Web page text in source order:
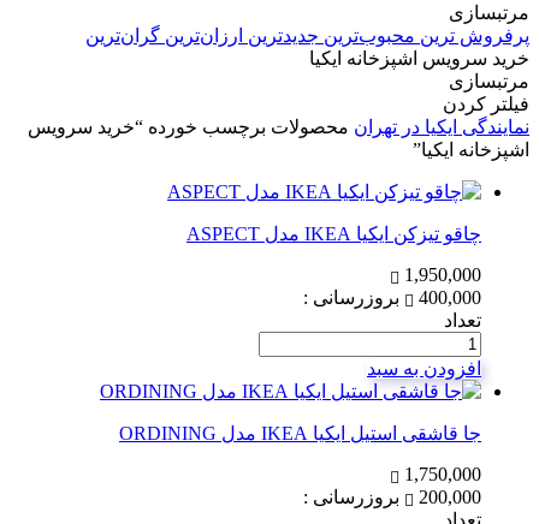
مرتبسازی
پرفروش ترین محبوب‌ترین جدیدترین ارزان‌ترین گران‌ترین
خرید سرویس اشپزخانه ایکیا
مرتبسازی
فیلتر کردن
نمایندگی ایکیا در تهران محصولات برچسب خورده “خرید سرویس
اشپزخانه ایکیا”
چاقو تیزکن ایکیا IKEA مدل ASPECT
1,950,000
400,000
بروزرسانی :
تعداد
افزودن به سبد
جا قاشقی استیل ایکیا IKEA مدل ORDINING
1,750,000
200,000
بروزرسانی :
تعداد